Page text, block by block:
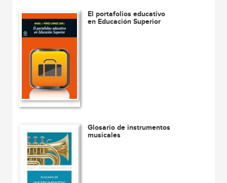
El portafolios educativo
en Educación Superior
Glosario de instrumentos
musicales